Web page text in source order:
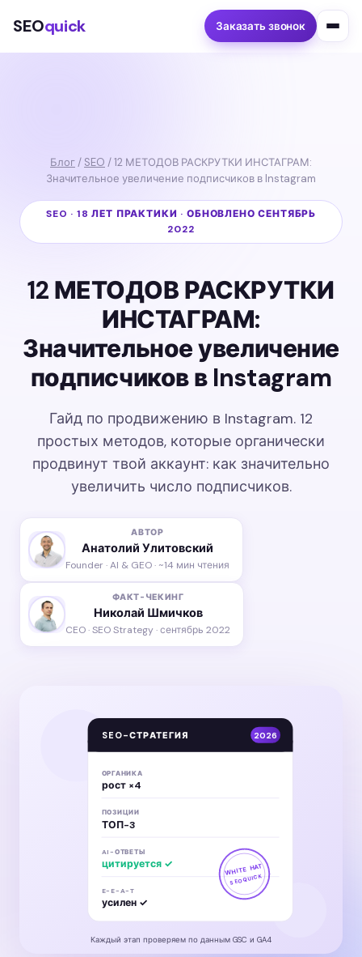
SEOquick Заказать звонок
Блог / SEO / 12 МЕТОДОВ РАСКРУТКИ ИНСТАГРАМ:
Значительное увеличение подписчиков в Instagram
SEO · 18 ЛЕТ ПРАКТИКИ · ОБНОВЛЕНО СЕНТЯБРЬ
2022
12 МЕТОДОВ РАСКРУТКИ
ИНСТАГРАМ:
Значительное увеличение
подписчиков в Instagram
Гайд по продвижению в Instagram. 12
простых методов, которые органически
продвинут твой аккаунт: как значительно
увеличить число подписчиков.
АВТОР
Анатолий Улитовский
Founder · AI & GEO · ~14 мин чтения
ФАКТ-ЧЕКИНГ
Николай Шмичков
CEO · SEO Strategy · сентябрь 2022
SEO-СТРАТЕГИЯ 2026
ОРГАНИКА
рост ×4
ПОЗИЦИИ
ТОП-3
AI-ОТВЕТЫ
цитируется ✓
E-E-A-T
усилен ✓
WHITE HAT
SEOQUICK
Каждый этап проверяем по данным GSC и GA4